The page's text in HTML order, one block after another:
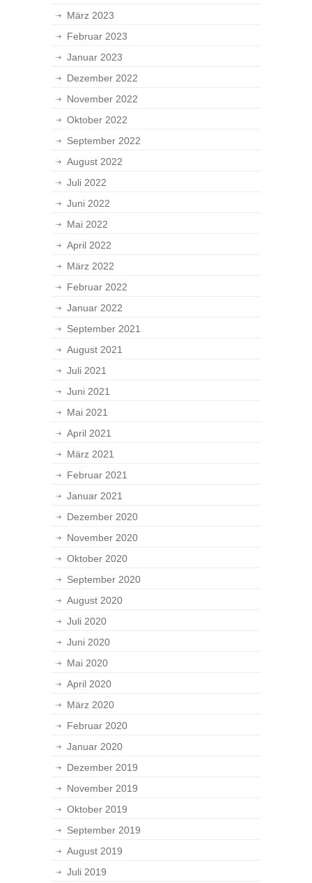
März 2023
Februar 2023
Januar 2023
Dezember 2022
November 2022
Oktober 2022
September 2022
August 2022
Juli 2022
Juni 2022
Mai 2022
April 2022
März 2022
Februar 2022
Januar 2022
September 2021
August 2021
Juli 2021
Juni 2021
Mai 2021
April 2021
März 2021
Februar 2021
Januar 2021
Dezember 2020
November 2020
Oktober 2020
September 2020
August 2020
Juli 2020
Juni 2020
Mai 2020
April 2020
März 2020
Februar 2020
Januar 2020
Dezember 2019
November 2019
Oktober 2019
September 2019
August 2019
Juli 2019